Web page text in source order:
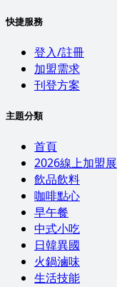
快捷服務
登入/註冊
加盟需求
刊登方案
主題分類
首頁
2026線上加盟展
飲品飲料
咖啡點心
早午餐
中式小吃
日韓異國
火鍋滷味
生活技能